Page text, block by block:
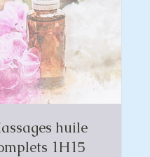
huile
1H15